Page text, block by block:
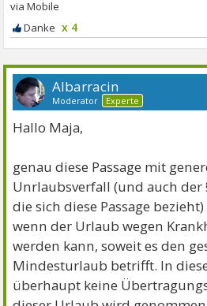
x 4
Albarracin
Moderator Experte
Hallo Maja,
genau diese Passage mit
Unrlaubsverfall (und auch der
die sich diese Passage
wenn der Urlaub wegen
werden kann, soweit es den
Mindesturlaub betrifft. In
überhaupt keine